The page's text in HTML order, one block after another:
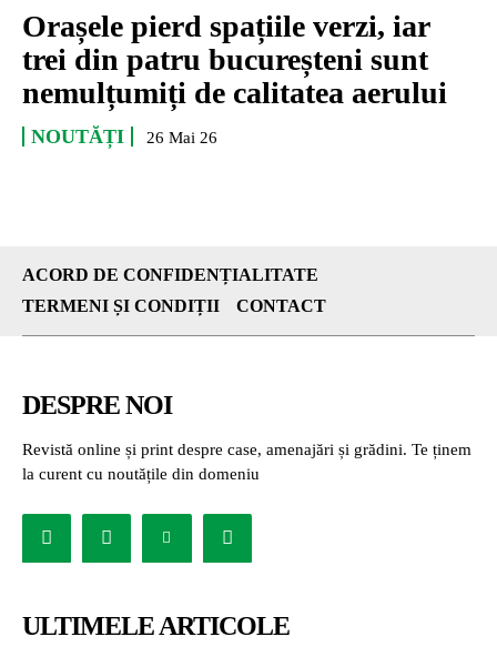
Orașele pierd spațiile verzi, iar
trei din patru bucureșteni sunt
nemulțumiți de calitatea aerului
NOUTĂȚI 26 Mai 26
ACORD DE CONFIDENȚIALITATE
TERMENI ȘI CONDIȚII
CONTACT
DESPRE NOI
Revistă online și print despre case, amenajări și grădini. Te ținem
la curent cu noutățile din domeniu
ULTIMELE ARTICOLE